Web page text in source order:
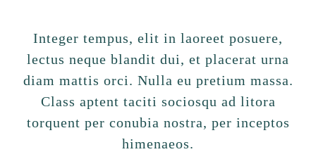
Integer tempus, elit in laoreet posuere,
lectus neque blandit dui, et placerat urna
diam mattis orci. Nulla eu pretium massa.
Class aptent taciti sociosqu ad litora
torquent per conubia nostra, per inceptos
himenaeos.